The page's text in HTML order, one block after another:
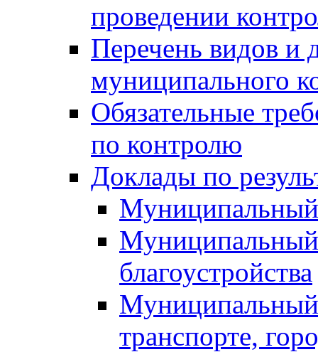
проведении
Перечень видов и
муниципального
Обязательные
по контролю
Доклады по
Муниципальный
благоустройства
Муниципальный
транспорте,